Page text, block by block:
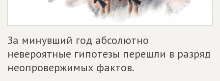
За минувший год абсолютно
невероятные гипотезы перешли в разряд
неопровержимых фактов.